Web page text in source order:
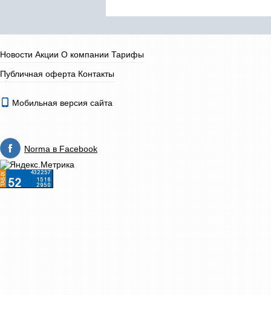
Новости Акции О компании Тарифы
Публичная оферта Контакты
Мобильная версия сайта
Norma в Facebook